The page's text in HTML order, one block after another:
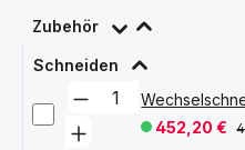
Zubehör
Schneiden
452,20 €